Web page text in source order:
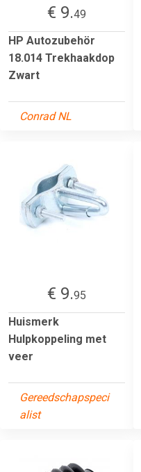
€ 9.49
HP Autozubehör
18.014 Trekhaakdop
Zwart
Conrad NL
€ 9.95
Huismerk
Hulpkoppeling met
veer
Gereedschapspeci
alist